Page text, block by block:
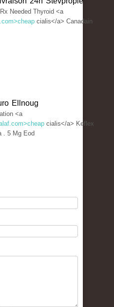
Needed Thyroid <a
cialis</a> Canadain
Ellnoug
<a
cialis</a> Keflex
. 5 Mg Eod